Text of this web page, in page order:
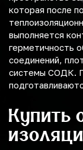
которая после
выполняется
герметичность
соединений,
системы СОДК.
Купить